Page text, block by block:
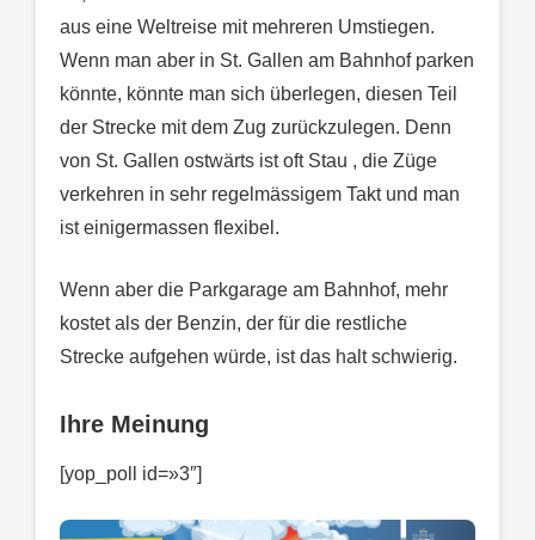
aus eine Weltreise mit mehreren Umstiegen.
Wenn man aber in St. Gallen am Bahnhof parken
könnte, könnte man sich überlegen, diesen Teil
der Strecke mit dem Zug zurückzulegen. Denn
von St. Gallen ostwärts ist oft Stau , die Züge
verkehren in sehr regelmässigem Takt und man
ist einigermassen flexibel.
Wenn aber die Parkgarage am Bahnhof, mehr
kostet als der Benzin, der für die restliche
Strecke aufgehen würde, ist das halt schwierig.
Ihre Meinung
[yop_poll id=»3″]